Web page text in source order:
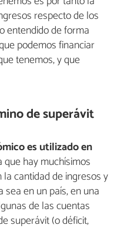
respecto de los
entendido de forma
podemos financiar
tenemos, y que
de superávit
es utilizado en
que hay muchísimos
cantidad de ingresos y
en un país, en una
de las cuentas
superávit (o déficit,